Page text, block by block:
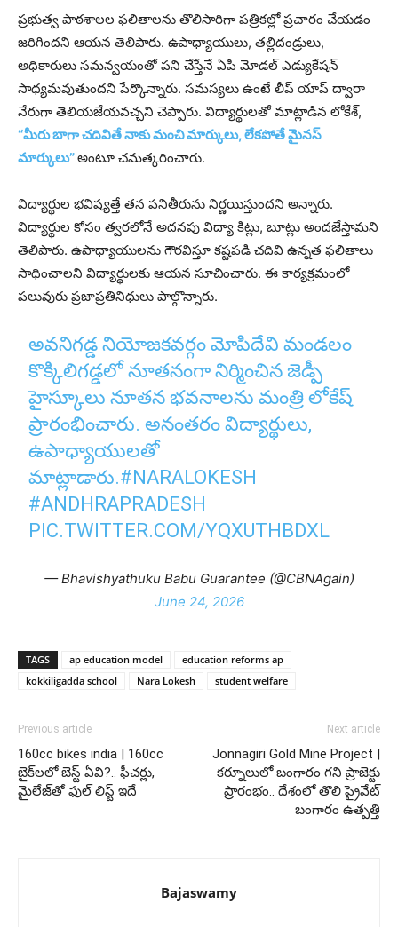
ప్రభుత్వ పాఠశాలల ఫలితాలను తొలిసారిగా పత్రికల్లో ప్రచారం చేయడం
జరిగిందని ఆయన తెలిపారు. ఉపాధ్యాయులు, తల్లిదండ్రులు,
అధికారులు సమన్వయంతో పని చేస్తేనే ఏపీ మోడల్ ఎడ్యుకేషన్
సాధ్యమవుతుందని పేర్కొన్నారు. సమస్యలు ఉంటే లీప్ యాప్ ద్వారా
నేరుగా తెలియజేయవచ్చని చెప్పారు. విద్యార్థులతో మాట్లాడిన లోకేశ్,
“మీరు బాగా చదివితే నాకు మంచి మార్కులు, లేకపోతే మైనస్
మార్కులు”అంటూ చమత్కరించారు.
విద్యార్థుల భవిష్యత్తే తన పనితీరును నిర్ణయిస్తుందని అన్నారు.
విద్యార్థుల కోసం త్వరలోనే అదనపు విద్యా కిట్లు, బూట్లు అందజేస్తామని
తెలిపారు. ఉపాధ్యాయులను గౌరవిస్తూ కష్టపడి చదివి ఉన్నత ఫలితాలు
సాధించాలని విద్యార్థులకు ఆయన సూచించారు. ఈ కార్యక్రమంలో
పలువురు ప్రజాప్రతినిధులు పాల్గొన్నారు.
అవనిగడ్డ నియోజకవర్గం మోపిదేవి మండలం
కొక్కిలిగడ్డలో నూతనంగా నిర్మించిన జెడ్పీ
హైస్కూలు నూతన భవనాలను మంత్రి లోకేష్
ప్రారంభించారు. అనంతరం విద్యార్థులు,
ఉపాధ్యాయులతో
మాట్లాడారు.#NARALOKESH
#ANDHRAPRADESH
PIC.TWITTER.COM/YQXUTHBDXL
— Bhavishyathuku Babu Guarantee (@CBNAgain)
June 24, 2026
TAGS ap education model
education reforms ap
kokkiligadda school
Nara Lokesh student welfare
Previous article
160cc bikes india | 160cc
బైక్‌లలో బెస్ట్ ఏవి?.. ఫీచర్లు,
మైలేజ్‌తో ఫుల్ లిస్ట్ ఇదే
Next article
Jonnagiri Gold Mine Project |
కర్నూలులో బంగారం గని ప్రాజెక్టు
ప్రారంభం.. దేశంలో తొలి ప్రైవేట్
బంగారం ఉత్పత్తి
Bajaswamy